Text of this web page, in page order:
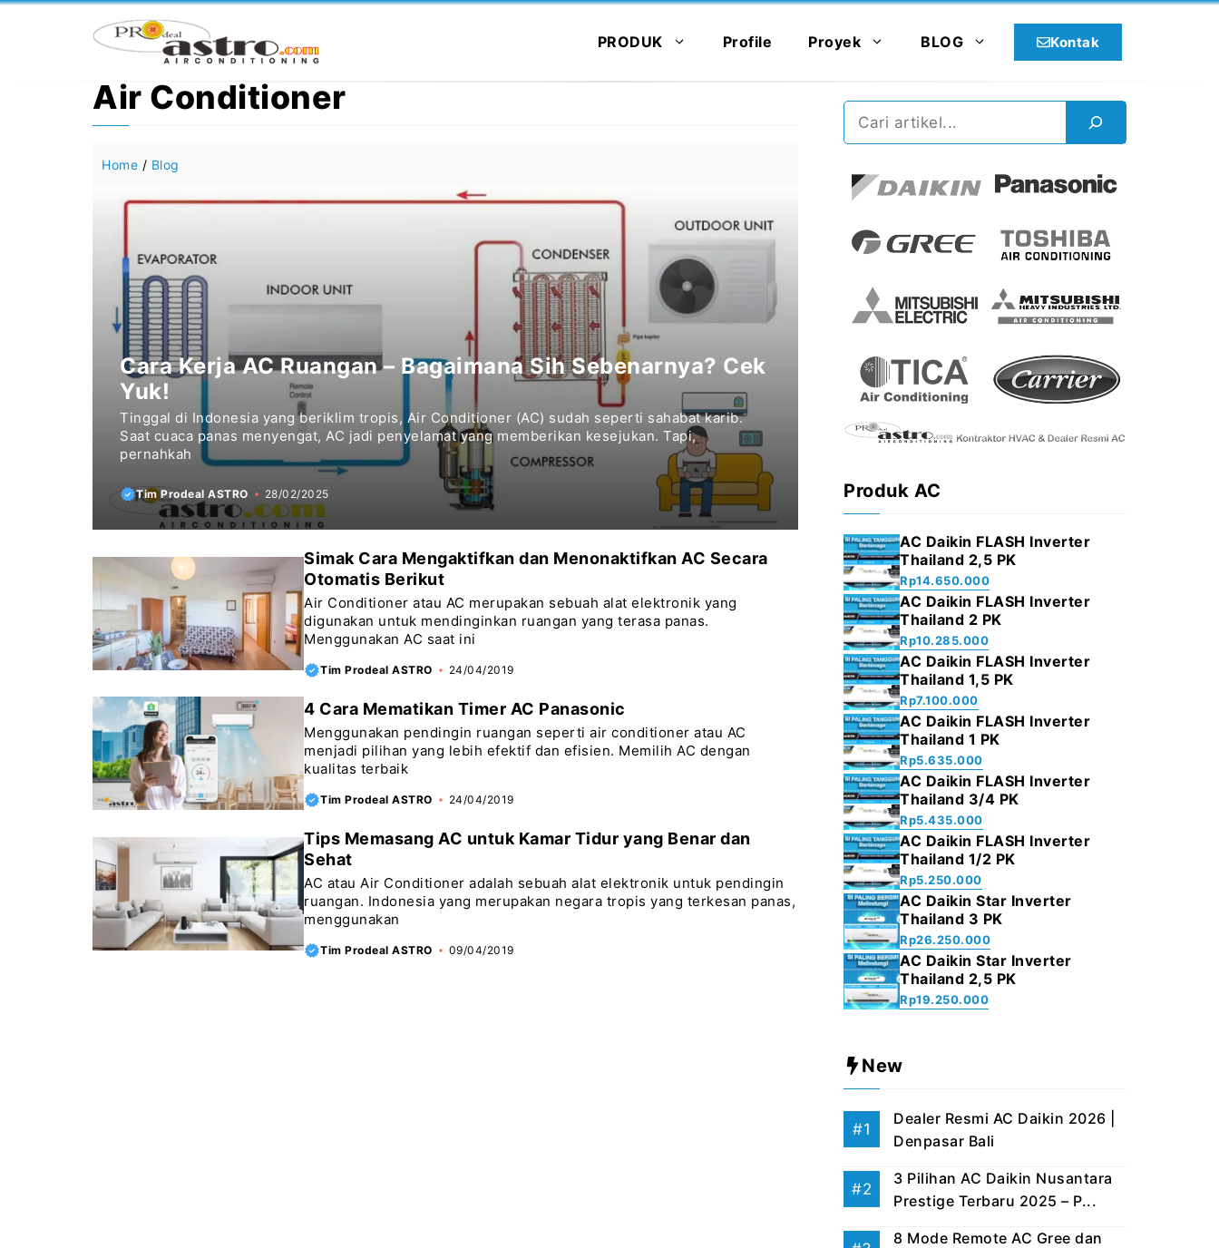
Langsung
PRODUK Profile Proyek BLOG Kontak
Air Conditioner
Home / Blog
Cara Kerja AC Ruangan – Bagaimana Sih Sebenarnya? Cek
Yuk!
Tinggal di Indonesia yang beriklim tropis, Air Conditioner (AC) sudah seperti sahabat karib.
Saat cuaca panas menyengat, AC jadi penyelamat yang memberikan kesejukan. Tapi,
pernahkah
Tim Prodeal ASTRO 28/02/2025
Simak Cara Mengaktifkan dan Menonaktifkan AC Secara
Otomatis Berikut
Air Conditioner atau AC merupakan sebuah alat elektronik yang
digunakan untuk mendinginkan ruangan yang terasa panas.
Menggunakan AC saat ini
Tim Prodeal ASTRO 24/04/2019
4 Cara Mematikan Timer AC Panasonic
Menggunakan pendingin ruangan seperti air conditioner atau AC
menjadi pilihan yang lebih efektif dan efisien. Memilih AC dengan
kualitas terbaik
Tim Prodeal ASTRO 24/04/2019
Tips Memasang AC untuk Kamar Tidur yang Benar dan
Sehat
AC atau Air Conditioner adalah sebuah alat elektronik untuk pendingin
ruangan. Indonesia yang merupakan negara tropis yang terkesan panas,
menggunakan
Tim Prodeal ASTRO 09/04/2019
Cari
Produk AC
AC Daikin FLASH Inverter
Thailand 2,5 PK
Rp14.650.000
AC Daikin FLASH Inverter
Thailand 2 PK
Rp10.285.000
AC Daikin FLASH Inverter
Thailand 1,5 PK
Rp7.100.000
AC Daikin FLASH Inverter
Thailand 1 PK
Rp5.635.000
AC Daikin FLASH Inverter
Thailand 3/4 PK
Rp5.435.000
AC Daikin FLASH Inverter
Thailand 1/2 PK
Rp5.250.000
AC Daikin Star Inverter
Thailand 3 PK
Rp26.250.000
AC Daikin Star Inverter
Thailand 2,5 PK
Rp19.250.000
New
Dealer Resmi AC Daikin 2026 |
Denpasar Bali
3 Pilihan AC Daikin Nusantara
Prestige Terbaru 2025 – P...
8 Mode Remote AC Gree dan